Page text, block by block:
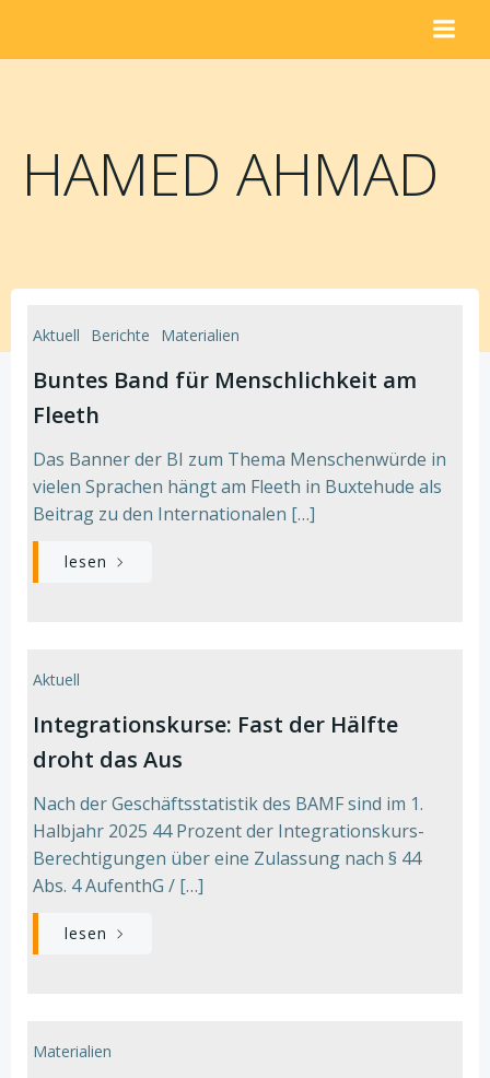
springen
HAMED AHMAD
Aktuell Berichte Materialien
Buntes Band für Menschlichkeit am
Fleeth
Das Banner der BI zum Thema Menschenwürde in
vielen Sprachen hängt am Fleeth in Buxtehude als
Beitrag zu den Internationalen […]
lesen
Aktuell
Integrationskurse: Fast der Hälfte
droht das Aus
Nach der Geschäftsstatistik des BAMF sind im 1.
Halbjahr 2025 44 Prozent der Integrationskurs-
Berechtigungen über eine Zulassung nach § 44
Abs. 4 AufenthG / […]
lesen
Materialien